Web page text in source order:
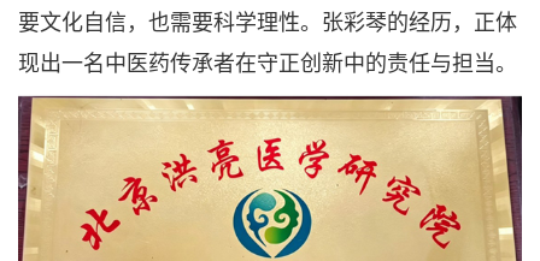
要文化自信，也需要科学理性。张彩琴的经历，正体
现出一名中医药传承者在守正创新中的责任与担当。